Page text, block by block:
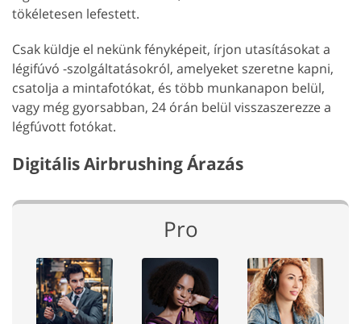
tökéletesen lefestett.
Csak küldje el nekünk fényképeit, írjon utasításokat a
légifúvó -szolgáltatásokról, amelyeket szeretne kapni,
csatolja a mintafotókat, és több munkanapon belül,
vagy még gyorsabban, 24 órán belül visszaszerezze a
légfúvott fotókat.
Digitális Airbrushing Árazás
Pro